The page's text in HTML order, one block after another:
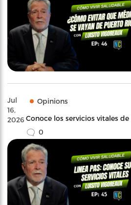
Jul
16,
2026
Opinions
Conoce los servicios vitales de
0